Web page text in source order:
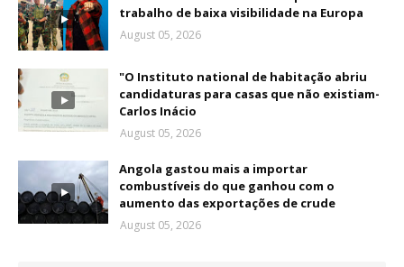
trabalho de baixa visibilidade na Europa
August 05, 2026
"O Instituto national de habitação abriu
candidaturas para casas que não existiam-
Carlos Inácio
August 05, 2026
Angola gastou mais a importar
combustíveis do que ganhou com o
aumento das exportações de crude
August 05, 2026